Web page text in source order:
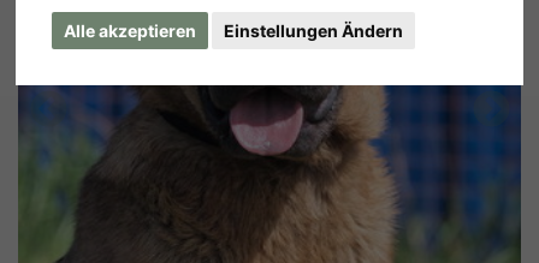
Alle akzeptieren Einstellungen Ändern